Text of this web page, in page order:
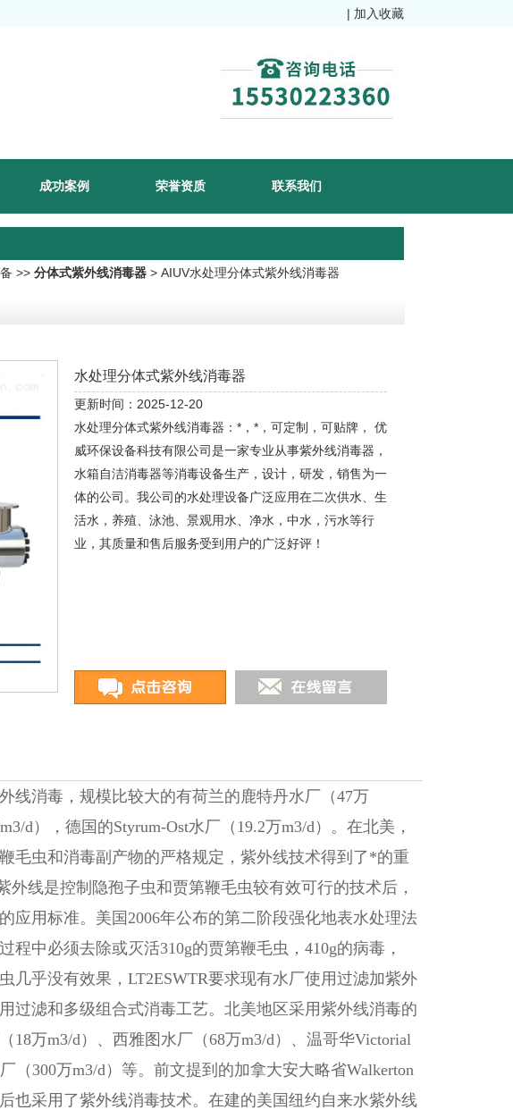
| 加入收藏
成功案例 荣誉资质 联系我们
>> 分体式紫外线消毒器 > AIUV水处理分体式紫外线消毒器
水处理分体式紫外线消毒器
更新时间：2025-12-20
水处理分体式紫外线消毒器：*，*，可定制，可贴牌， 优
威环保设备科技有限公司是一家专业从事紫外线消毒器，
水箱自洁消毒器等消毒设备生产，设计，研发，销售为一
体的公司。我公司的水处理设备广泛应用在二次供水、生
活水，养殖、泳池、景观用水、净水，中水，污水等行
业，其质量和售后服务受到用户的广泛好评！
线消毒，规模比较大的有荷兰的鹿特丹水厂（47万
d），德国的Styrum-Ost水厂（19.2万m3/d）。在北美，
毛虫和消毒副产物的严格规定，紫外线技术得到了*的重
外线是控制隐孢子虫和贾第鞭毛虫较有效可行的技术后，
应用标准。美国2006年公布的第二阶段强化地表水处理法
程中必须去除或灭活310g的贾第鞭毛虫，410g的病毒，
几乎没有效果，LT2ESWTR要求现有水厂使用过滤加紫外
过滤和多级组合式消毒工艺。北美地区采用紫外线消毒的
18万m3/d）、西雅图水厂（68万m3/d）、温哥华Victorial
（300万m3/d）等。前文提到的加拿大安大略省Walkerton
也采用了紫外线消毒技术。在建的美国纽约自来水紫外线